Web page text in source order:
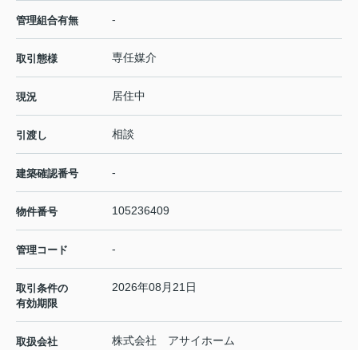
管理組合有無 -
取引態様 専任媒介
現況 居住中
引渡し 相談
建築確認番号 -
物件番号 105236409
管理コード -
取引条件の
有効期限
2026年08月21日
取扱会社
株式会社 アサイホーム